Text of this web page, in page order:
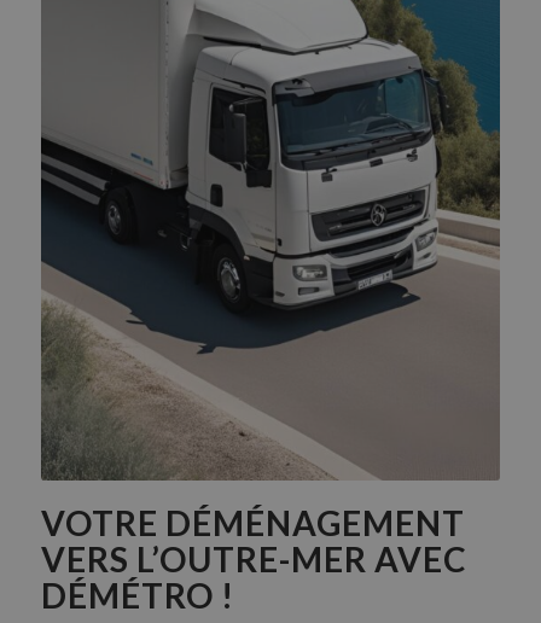
VOTRE DÉMÉNAGEMENT
VERS L’OUTRE-MER AVEC
DÉMÉTRO !